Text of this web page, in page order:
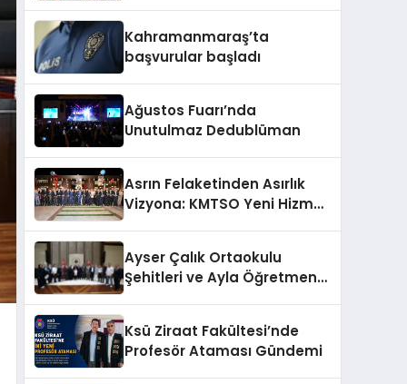
Kahramanmaraş’ta
başvurular başladı
Ağustos Fuarı’nda
Unutulmaz Dedublüman
Asrın Felaketinden Asırlık
Vizyona: KMTSO Yeni Hizmet
Ayser Çalık Ortaokulu
Şehitleri ve Ayla Öğretmen
Ksü Ziraat Fakültesi’nde
Profesör Ataması Gündemi